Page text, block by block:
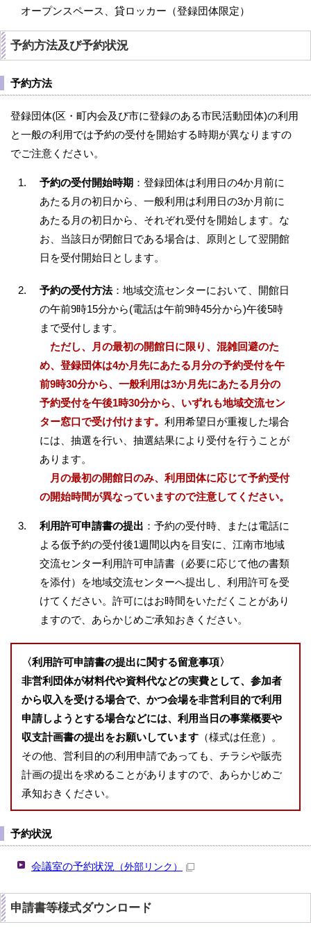
オープンスペース、貸ロッカー（登録団体限定）
予約方法及び予約状況
予約方法
登録団体(区・町内会及び市に登録のある市民活動団体)の利用
と一般の利用では予約の受付を開始する時期が異なりますの
でご注意ください。
予約の受付開始時期 ：登録団体は利用日の4か月前に
あたる月の初日から、一般利用は利用日の3か月前に
あたる月の初日から、それぞれ受付を開始します。な
お、当該日が閉館日である場合は、原則として翌開館
日を受付開始日とします。
予約の受付方法：地域交流センターにおいて、開館日
の午前9時15分から(電話は午前9時45分から)午後5時
まで受付します。
ただし、月の最初の開館日に限り、混雑回避のた
め、登録団体は4か月先にあたる月分の予約受付を午
前9時30分から、一般利用は3か月先にあたる月分の
予約受付を午後1時30分から、いずれも地域交流セン
ター窓口で受け付けます。 利用希望日が重複した場合
には、抽選を行い、抽選結果により受付を行うことが
あります。
月の最初の開館日のみ、利用団体に応じて予約受付
の開始時間が異なっていますので注意してください。
利用許可申請書の提出 ：予約の受付時、または電話に
よる仮予約の受付後1週間以内を目安に、江南市地域
交流センター利用許可申請書（必要に応じて他の書類
を添付）を地域交流センターへ提出し、利用許可を受
けてください。許可にはお時間をいただくことがあり
ますので、あらかじめご承知おきください。
〈利用許可申請書の提出に関する留意事項〉
非営利団体が材料代や資料代などの実費として、参加者
から収入を受ける場合で、かつ会場を非営利目的で利用
申請しようとする場合などには、利用当日の事業概要や
収支計画書の提出をお願いしています （様式は任意）。
その他、営利目的の利用申請であっても、チラシや販売
計画の提出を求めることがありますので、あらかじめご
承知おきください。
予約状況
会議室の予約状況 （外部リンク）
申請書等様式ダウンロード